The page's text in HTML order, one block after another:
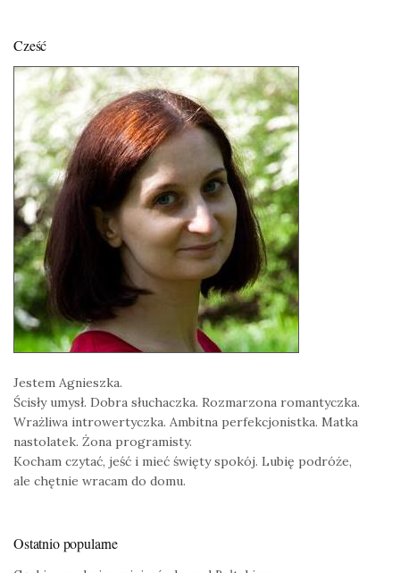
Cześć
Jestem Agnieszka.
Ścisły umysł. Dobra słuchaczka. Rozmarzona romantyczka.
Wrażliwa introwertyczka. Ambitna perfekcjonistka. Matka
nastolatek. Żona programisty.
Kocham czytać, jeść i mieć święty spokój. Lubię podróże,
ale chętnie wracam do domu.
Ostatnio popularne